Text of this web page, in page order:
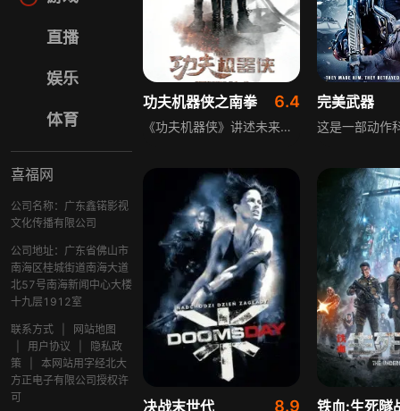
直播
娱乐
体育
喜福网
公司名称：广东鑫锘影视
文化传播有限公司
公司地址：广东省佛山市
南海区桂城街道南海大道
北57号南海新闻中心大楼
十九层1912室
联系方式
网站地图
用户协议
隐私政
策
本网站用字经北大
方正电子有限公司授权许
可
功夫机器侠之南拳 6.4
《功夫机器侠》讲述未来世界里，人类将军陈虎制造机器人并送其回到武学昌盛的年代学习功夫来对抗外星人入侵的故事，而深爱着陈虎将军的女机器师也跟随他穿越时空，见证他一次次的毁灭和重生。
完美武器
决战末世代 8.9 铁血:生死隧